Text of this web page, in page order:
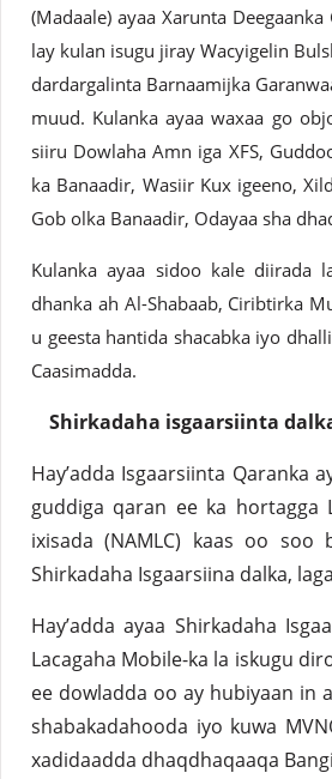
(Madaale) ayaa Xarunta
lay kulan isugu jiray Wacyigelin
dardargalinta Barnaamijka
muud. Kulanka ayaa waxaa go
siiru Dowlaha Amn iga XFS,
ka Banaadir, Wasiir Kux igeeno,
Gob olka Banaadir, Odayaa sha
Kulanka ayaa sidoo kale diirada
dhanka ah Al-Shabaab, Ciribtirka
u geesta hantida shacabka iyo
Caasimadda.
Shirkadaha isgaarsiinta
Hay’adda Isgaarsiinta Qaranka
guddiga qaran ee ka hortagga
ixisada (NAMLC) kaas oo soo
Shirkadaha Isgaarsiina dalka,
Hay’adda ayaa Shirkadaha
Lacagaha Mobile-ka la iskugu
ee dowladda oo ay hubiyaan in
shabakadahooda iyo kuwa
xadidaadda dhaqdhaqaaqa